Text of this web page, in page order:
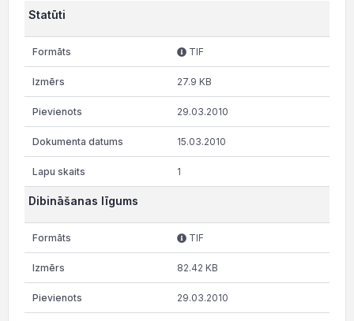
Statūti
TIF
27.9 KB
29.03.2010
15.03.2010
1
Dibināšanas līgums
TIF
82.42 KB
29.03.2010